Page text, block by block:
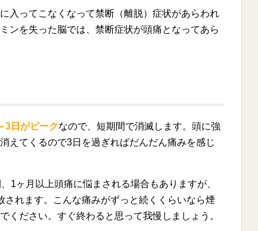
入ってこなくなって禁断（離脱）症状があらわれ
ンを失った脳では、禁断症状が頭痛となってあら
3日がピークなので、短期間で消滅します。頭に強
えてくるので3日を過ぎればだんだん痛みを感じ
1ヶ月以上頭痛に悩まされる場合もありますが、
れます。こんな痛みがずっと続くくらいなら煙
ください。すぐ終わると思って我慢しましょう。